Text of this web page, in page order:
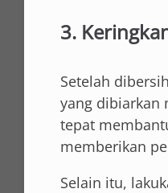
3.
Setelah
yang dibiarkan
tepat
memberikan
Selain itu,